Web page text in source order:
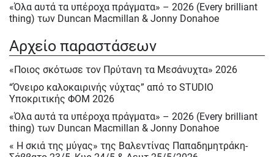
«Όλα αυτά τα υπέροχα πράγματα» – 2026 (Every brilliant
thing) των Duncan Macmillan & Jonny Donahoe
Σάββατο 23/5, Κυρ.24/5 & Δευτ.25/5/2026
Ε΄ Πολιτιστική ΄Ανοιξη στον ΦΟΜ 2026
Ε΄ Πολιτιστική Άνοιξη 2026
Ηρακλής Πασχαλίδης, Σάββατο 9 Μαίου 2026
Αφιέρωμα στον Νίκο Περέλη 15/12/2025
«Πινόκιο» του Κάρλο Κολόντι, Νοεμ. – Δεκ. 2025
Ρεσιτάλ : «Αειθαλείς άριες» με την Δραματική σοπράνο
Αρχείο παραστάσεων
«Ποιος σκότωσε τον Πρύτανη τα Μεσάνυχτα» 2026
“Όνειρο καλοκαιρινής νύχτας” από το STUDIO
Υποκριτικής ΦΟΜ 2026
«Όλα αυτά τα υπέροχα πράγματα» – 2026 (Every brilliant
thing) των Duncan Macmillan & Jonny Donahoe
« Η σκιά της μύγας» της Βαλεντίνας Παπαδημητράκη-